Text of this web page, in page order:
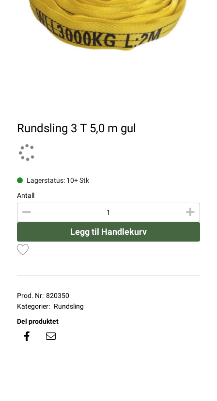
Rundsling 3 T 5,0 m gul
Lagerstatus: 10+ Stk
Antall
Legg til Handlekurv
Prod. Nr: 820350
Kategorier: Rundsling
Del produktet